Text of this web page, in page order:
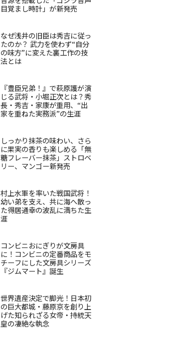
目覚まし時計」が新発売
なぜ浅井の旧臣は秀吉に従っ
たのか？ 武力を使わず“自分
の味方”に変えた裏工作の技
法とは
『豊臣兄弟！』で萩原護が演
じる武将・小堀正次とは？秀
長・秀吉・家康が重用、“出
家を重ねた実務派”の生涯
しっかり抹茶の味わい、さら
に果実の香りも楽しめる「無
糖フレーバー抹茶」ストロベ
リー、マンゴー新発売
村上水軍を率いた戦国武将！
幼い弟を支え、共に海へ散っ
た得居通幸の波乱に満ちた生
涯
コンビニおにぎりが文房具
に！コンビニの定番商品をモ
チーフにした文房具シリーズ
『ジムマート』誕生
世界遺産決定で脚光！日本初
の巨大都城・藤原京を創り上
げた知られざる女帝・持統天
皇の凄絶な執念